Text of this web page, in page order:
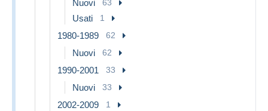
Nuovi 63
Usati 1
1980-1989 62
Nuovi 62
1990-2001 33
Nuovi 33
2002-2009 1